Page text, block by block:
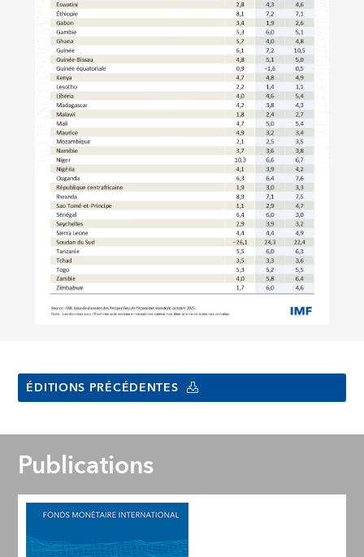
ÉDITIONS PRÉCÉDENTES
Publications